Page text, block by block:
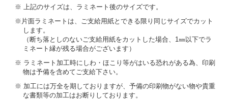
※ 上記のサイズは、ラミネート後のサイズです。
※片面ラミネートは、ご支給用紙とできる限り同じサイズでカット
します。
（断ち落としのないご支給用紙をカットした場合、1㎜以下でラ
ミネート縁が残る場合がございます）
※ ラミネート加工時にしわ・ほこり等がはいる恐れがある為、印刷
物は予備を含めてご支給下さい。
※ 加工には万全を期しておりますが、予備の印刷物がない物や貴重
な書類等の加工はお断りしております。